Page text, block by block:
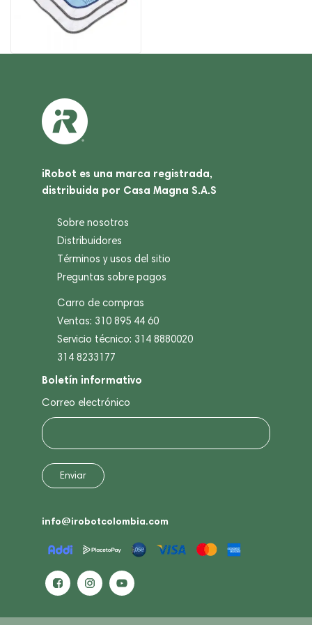
iRobot es una marca registrada,
distribuida por Casa Magna S.A.S
Sobre nosotros
Distribuidores
Términos y usos del sitio
Preguntas sobre pagos
Carro de compras
Ventas: 310 895 44 60
Servicio técnico: 314 8880020
314 8233177
Boletín informativo
Correo electrónico
info@irobotcolombia.com